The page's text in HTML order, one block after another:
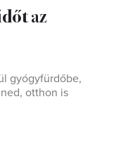
az
gyógyfürdőbe,
otthon is